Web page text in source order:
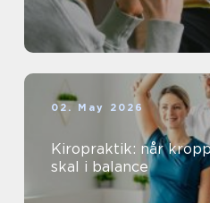
02. May 2026
Kiropraktik: når
skal i balance